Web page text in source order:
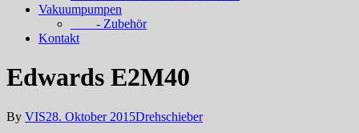
Vakuumpumpen
- Zubehör
Kontakt
Edwards E2M40
By VIS28. Oktober 2015Drehschieber